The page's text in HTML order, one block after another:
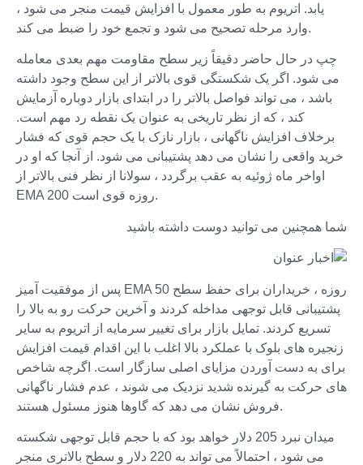
یابد. اتریوم به طور معمول با افزایش قیمت منجر می شود ،
وارد مرحله تصحیح می شود و تجمع خود را ضبط می کند.
چپ در حال حاضر دقیقاً زیر سطح مقاومت مهم بعدی معامله
می شود. اگر یک شکستگی قوی بالاتر از این سطح وجود داشته
باشد ، می تواند فواصل بالاتر را در ابتدای بازار دوباره آزمایش
کند ، که از نظر تاریخی به عنوان یک نقطه رد مهم است.
برخلاف افزایش ناگهانی ، بازار نازک با یک حجم قوی که فشار
خرید واقعی را نشان می دهد پشتیبانی می شود. از آنجا که او در
اواخر ماه ژوئیه به عقب برگردد ، سولانا از نظر فنی بالاتر از
EMA 200 روزه قوی است.
شما همچنین می توانید دوست داشته باشید
پس از موفقیت آمیز EMA 50 روزه ، خریداران برای حفظ سطح
پشتیبانی قابل توجهی مداخله کردند و آخرین حرکت رو به بالا را
تسریع کردند. تمایل بازار برای تغییر سرمایه از اتریوم به سایر
زنجیره های بلوک با عملکرد بالا اغلب با این اقدام قیمت افزایش
برای به دست آوردن مزایای اصلی سازگار است. اگرچه شاخص
های حرکت به گیرنده شدید نزدیک می شوند ، عدم فشار ناگهانی
فروش نشان می دهد که گاوها هنوز مسئول هستند.
میدان نبرد 205 دلار خواهد بود که با حجم قابل توجهی شکسته
می شود ، احتمالاً می تواند به 220 دلار و سطح بالاتری منجر